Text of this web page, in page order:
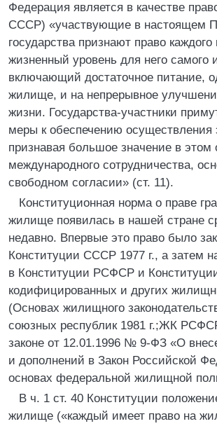
Федерация является в качестве
СССР) «участвующие в настоящем
государства признают право
жизненный уровень для него самого
включающий достаточное питание,
жилище, и на непрерывное
жизни. Государства-участники
меры к обеспечению осуществления
признавая большое значение в этом
международного сотрудничества,
свободном согласии» (ст. 11).
Конституционная норма о праве
жилище появилась в нашей стране
недавно. Впервые это право было
Конституции СССР 1977 г., а затем
в Конституции РСФСР и
кодифицированных и других
(Основах жилищного
союзных республик 1981 г.;ЖК
законе от 12.01.1996 № 9-ФЗ «О
и дополнений в Закон Российской
основах федеральной жилищной
В ч. 1 ст. 40 Конституции
жилище («каждый имеет право на